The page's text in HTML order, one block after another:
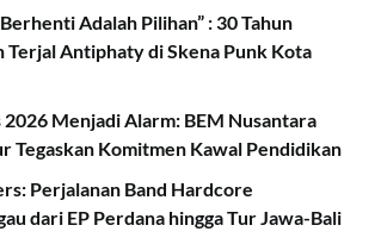
Adalah Pilihan” : 30 Tahun
Terjal Antiphaty di Skena Punk Kota
Menjadi Alarm: BEM Nusantara
Tegaskan Komitmen Kawal Pendidikan
Perjalanan Band Hardcore
dari EP Perdana hingga Tur Jawa-Bali